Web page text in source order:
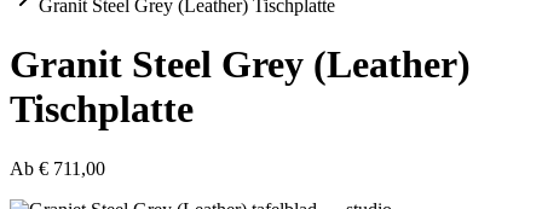
Granit Steel Grey (Leather) Tischplatte
Granit Steel Grey (Leather)
Tischplatte
Ab € 711,00